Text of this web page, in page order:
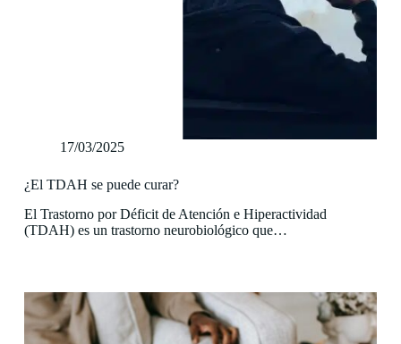
17/03/2025
¿El TDAH se puede curar?
El Trastorno por Déficit de Atención e Hiperactividad
(TDAH) es un trastorno neurobiológico que…